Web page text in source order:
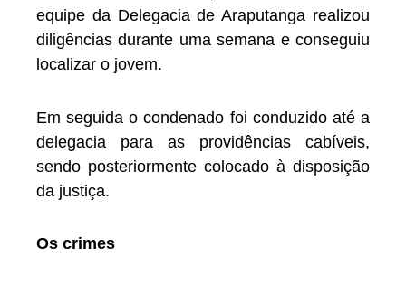
equipe da Delegacia de Araputanga realizou
diligências durante uma semana e conseguiu
localizar o jovem.
Em seguida o condenado foi conduzido até a
delegacia para as providências cabíveis,
sendo posteriormente colocado à disposição
da justiça.
Os crimes